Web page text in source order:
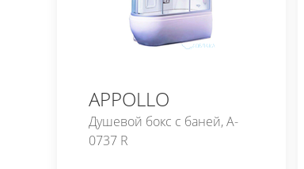
APPOLLO
Душевой бокс с баней, A-
0737 R